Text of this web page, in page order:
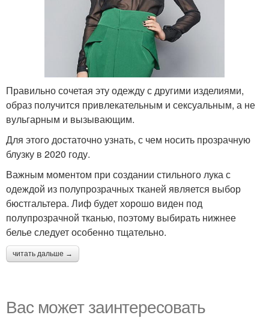
Правильно сочетая эту одежду с другими изделиями,
образ получится привлекательным и сексуальным, а не
вульгарным и вызывающим.
Для этого достаточно узнать, с чем носить прозрачную
блузку в 2020 году.
Важным моментом при создании стильного лука с
одеждой из полупрозрачных тканей является выбор
бюстгальтера. Лиф будет хорошо виден под
полупрозрачной тканью, поэтому выбирать нижнее
белье следует особенно тщательно.
читать дальше →
Вас может заинтересовать